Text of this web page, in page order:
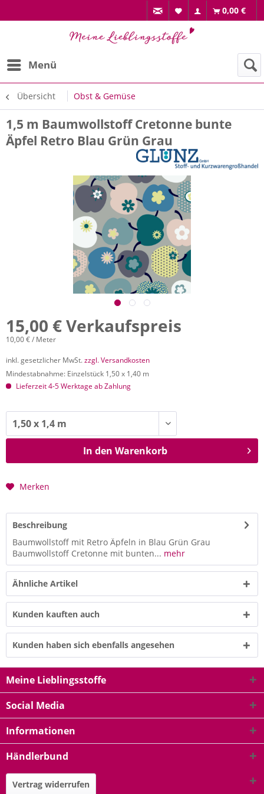
0,00 €
Menü
Übersicht Obst & Gemüse
1,5 m Baumwollstoff Cretonne bunte
Äpfel Retro Blau Grün Grau
15,00 € Verkaufspreis
10,00 € / Meter
inkl. gesetzlicher MwSt.zzgl. Versandkosten
Mindestabnahme: Einzelstück 1,50 x 1,40 m
Lieferzeit 4-5 Werktage ab Zahlung
In den Warenkorb
Merken
Beschreibung
Baumwollstoff mit Retro Äpfeln in Blau Grün Grau
Baumwollstoff Cretonne mit bunten... mehr
Ähnliche Artikel
Kunden kauften auch
Kunden haben sich ebenfalls angesehen
Meine Lieblingsstoffe
Social Media
Informationen
Händlerbund
Vertrag widerrufen